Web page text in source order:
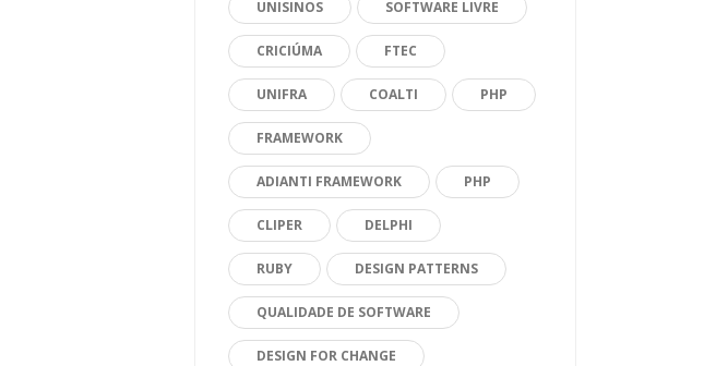
UNISINOS SOFTWARE LIVRE
CRICIÚMA FTEC
UNIFRA COALTI PHP
FRAMEWORK
ADIANTI FRAMEWORK PHP
CLIPER DELPHI
RUBY DESIGN PATTERNS
QUALIDADE DE SOFTWARE
DESIGN FOR CHANGE